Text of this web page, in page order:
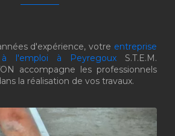
d'expérience, votre entreprise
l'emploi à PeyregouxS.T.E.M.
accompagne les professionnels
la réalisation de vos travaux.